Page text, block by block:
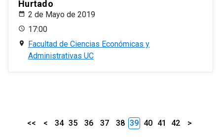
Hurtado
2 de Mayo de 2019
17:00
Facultad de Ciencias Económicas y
Administrativas UC
<< < 34 35 36 37 38 39 40 41 42 >